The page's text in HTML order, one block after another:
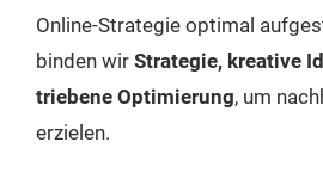
Online-Stra­te­gie opti­mal
bin­den wir Stra­te­gie, krea­ti­ve
trie­be­ne Opti­mie­rung, um
erzielen.